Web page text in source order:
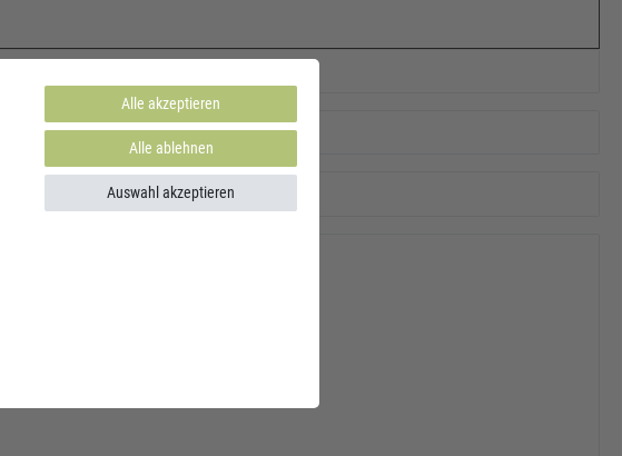
Alle akzeptieren
Alle ablehnen
Auswahl akzeptieren